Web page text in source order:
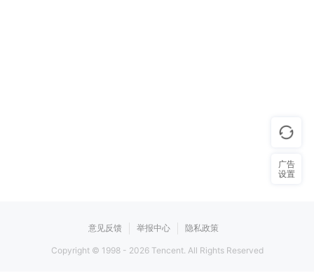
意见反馈 举报中心 隐私政策
Copyright © 1998 - 2026Tencent. All Rights Reserved
广告
设置